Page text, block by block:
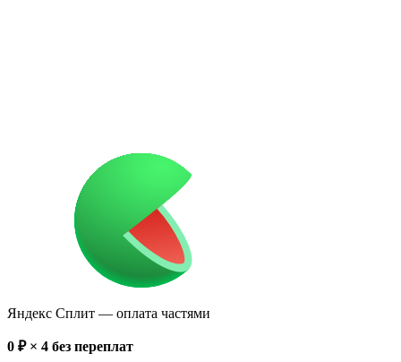
Яндекс Сплит — оплата частями
0 ₽ × 4 без переплат